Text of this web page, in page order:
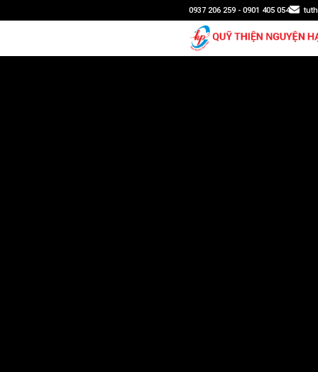
0937 206 259 - 0901 405 054